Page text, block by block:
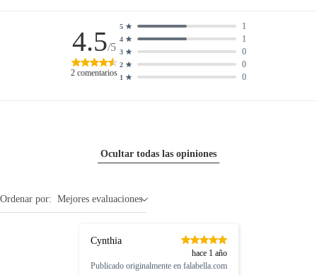
4.5/5
2 comentarios 1 0
2 0
3 0
4 1
5 1
Ocultar todas las opiniones
Ordenar por: Mejores evaluaciones
Cynthia
hace 1 año
Publicado originalmente en falabella.com